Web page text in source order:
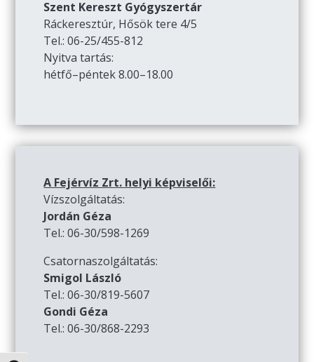
Szent Kereszt Gyógyszertár
Ráckeresztúr, Hősök tere 4/5
Tel.: 06-25/455-812
Nyitva tartás:
hétfő–péntek 8.00–18.00
A Fejérvíz Zrt. helyi képviselői:
Vízszolgáltatás:
Jordán Géza
Tel.: 06-30/598-1269
Csatornaszolgáltatás:
Smigol László
Tel.: 06-30/819-5607
Gondi Géza
Tel.: 06-30/868-2293